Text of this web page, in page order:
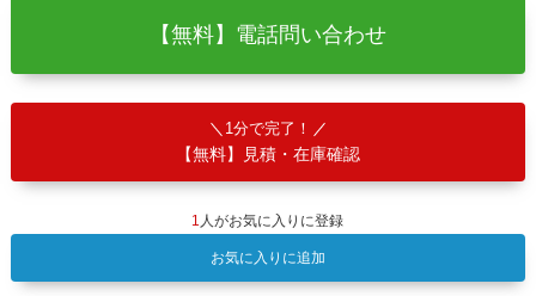
【無料】電話問い合わせ
1分で完了！
【無料】見積・在庫確認
1 人がお気に入りに登録
お気に入りに追加